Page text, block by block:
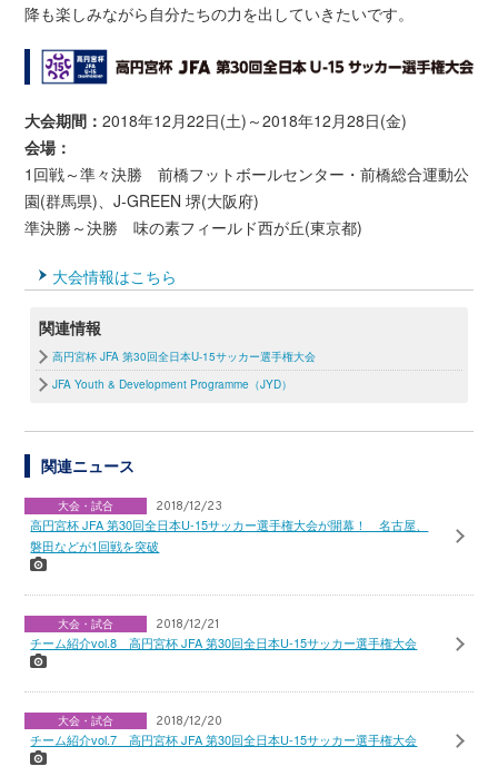
降も楽しみながら自分たちの力を出していきたいです。
大会期間：2018年12月22日(土)～2018年12月28日(金)
会場：
1回戦～準々決勝 前橋フットボールセンター・前橋総合運動公
園(群馬県)、J-GREEN 堺(大阪府)
準決勝～決勝 味の素フィールド西が丘(東京都)
大会情報はこちら
関連情報
高円宮杯 JFA 第30回全日本U-15サッカー選手権大会
JFA Youth & Development Programme（JYD）
関連ニュース
大会・試合 2018/12/23
高円宮杯 JFA 第30回全日本U-15サッカー選手権大会が開幕！ 名古屋、
磐田などが1回戦を突破
大会・試合 2018/12/21
チーム紹介vol.8 高円宮杯 JFA 第30回全日本U-15サッカー選手権大会
大会・試合 2018/12/20
チーム紹介vol.7 高円宮杯 JFA 第30回全日本U-15サッカー選手権大会